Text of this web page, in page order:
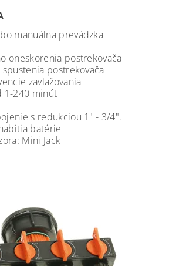
manuálna prevádzka
oneskorenia postrekovača
spustenia postrekovača
zavlažovania
1-240 minút
s redukciou 1" - 3/4".
batérie
Mini Jack